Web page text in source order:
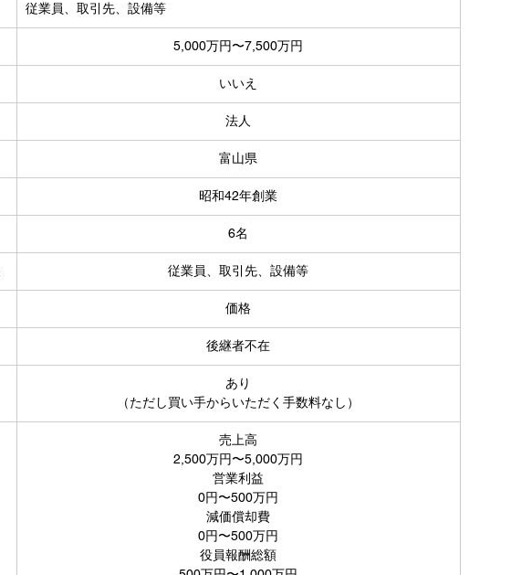
従業員、取引先、設備等
5,000万円〜7,500万円
いいえ
法人
富山県
昭和42年創業
6名
従業員、取引先、設備等
価格
後継者不在
あり
（ただし買い手からいただく手数料なし）
売上高
2,500万円〜5,000万円
営業利益
0円〜500万円
減価償却費
0円〜500万円
役員報酬総額